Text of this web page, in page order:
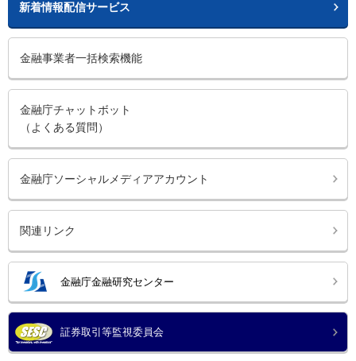
新着情報配信サービス
金融事業者一括検索機能
金融庁チャットボット
（よくある質問）
金融庁ソーシャルメディアアカウント
関連リンク
金融庁金融研究センター
証券取引等監視委員会